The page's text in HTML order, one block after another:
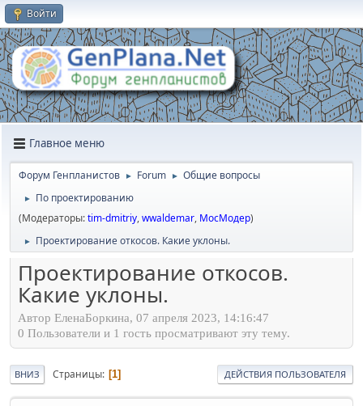
Войти
Главное меню
Форум Генпланистов ► Forum ► Общие вопросы
►
По проектированию
(Модераторы:tim-dmitriy,wwaldemar, МосМодер)
► Проектирование откосов. Какие уклоны.
Проектирование откосов.
Какие уклоны.
Автор ЕленаБоркина, 07 апреля 2023, 14:16:47
0 Пользователи и 1 гость просматривают эту тему.
ВНИЗ Страницы 1 ДЕЙСТВИЯ ПОЛЬЗОВАТЕЛЯ